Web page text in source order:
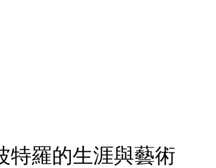
特羅的生涯與藝術